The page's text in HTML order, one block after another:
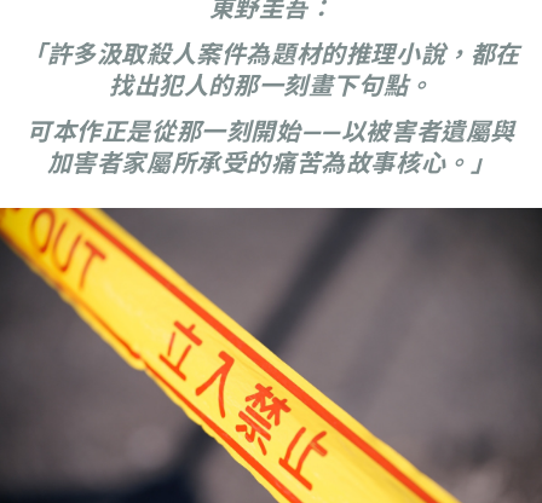
東野圭吾：
「許多汲取殺人案件為題材的推理小說，都在
找出犯人的那一刻畫下句點。
可本作正是從那一刻開始——以被害者遺屬與
加害者家屬所承受的痛苦為故事核心。」